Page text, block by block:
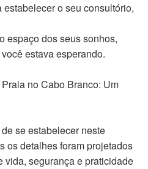
o seu consultório,
espaço dos seus sonhos,
estava esperando.
no Cabo Branco: Um
se estabelecer neste
os detalhes foram projetados
vida, segurança e praticidade